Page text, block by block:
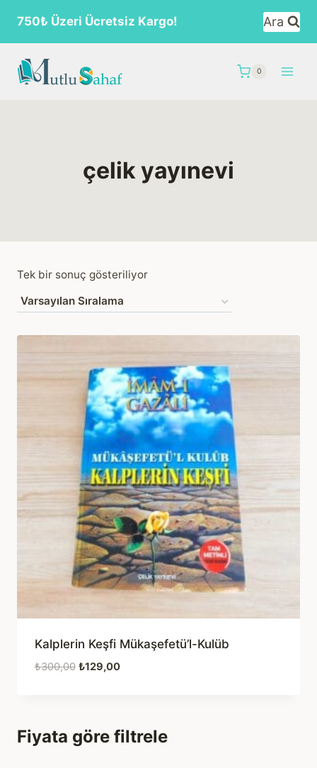
content
750₺ Üzeri Ücretsiz Kargo! Ara
0
çelik yayınevi
Tek bir sonuç gösteriliyor
Kalplerin Keşfi Mükaşefetü’l-Kulüb
₺300,00 Orijinal
₺129,00Şu
Fiyata göre filtrele